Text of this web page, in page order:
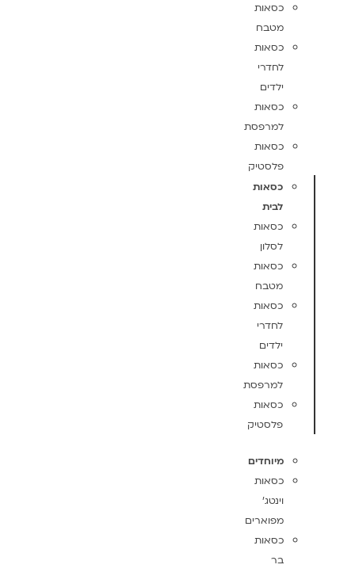
כסאות
מטבח
כסאות
לחדרי
ילדים
כסאות
למרפסת
כסאות
פלסטיק
כסאות
לבית
כסאות
לסלון
כסאות
מטבח
כסאות
לחדרי
ילדים
כסאות
למרפסת
כסאות
פלסטיק
מיוחדים
כסאות
וינטג'
מפוארים
כסאות
בר